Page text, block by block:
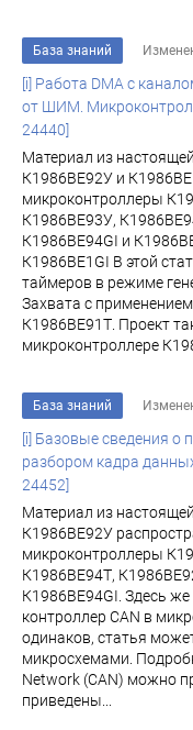
База знаний
[i] Работа DMA c
от ШИМ.
24440]
Материал из
К1986ВЕ92У и
микроконтроллеры
К1986ВЕ93У,
К1986ВЕ94GI и
К1986ВЕ1GI В этой
таймеров в режиме
Захвата с
К1986ВЕ91Т. Проект
микроконтроллере
База знаний
[i] Базовые сведения о
разбором кадра
24452]
Материал из
К1986ВЕ92У
микроконтроллеры
К1986ВЕ94Т,
К1986ВЕ94GI. Здесь
контроллер CAN в
одинаков, статья
микросхемами.
Network (CAN) можно
приведены...